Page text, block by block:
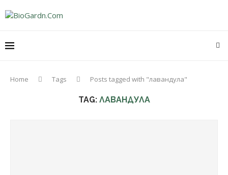
Home Tags Posts tagged with "лавандула"
TAG: ЛАВАНДУЛА